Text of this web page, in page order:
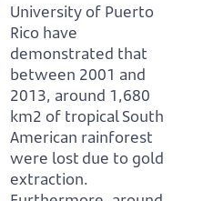
University of Puerto
Rico have
demonstrated that
between 2001 and
2013, around 1,680
km2 of tropical South
American rainforest
were lost due to gold
extraction.